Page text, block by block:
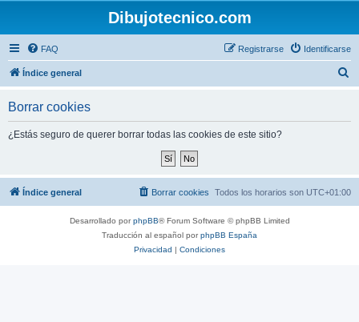
Dibujotecnico.com
FAQ Identificarse
Registrarse
Índice general
Borrar cookies
¿Estás seguro de querer borrar todas las cookies de este sitio?
Índice general Todos los horarios son UTC+01:00
Borrar cookies
Desarrollado porphpBB® Forum Software © phpBB Limited
Traducción al español porphpBB España
Privacidad | Condiciones